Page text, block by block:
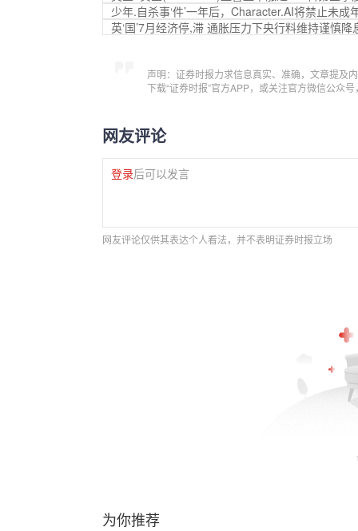
少年.自杀事‘件’一年后，Character.AI将禁止未成
英‘国’7月经济停,滞 通胀压力下央行料维持谨慎降
声明：证券时报力求信息真实、准确，文章提及
下载“证券时报”官方APP，或关注官方微信公众
网友评论
登录后可以发言
网友评论仅供其表达个人看法，并不表明证券时报立场
为你推荐